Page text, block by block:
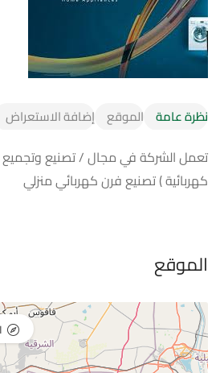
نظرة عامة الموقع إضافة الاستعراض
تعمل الشركة في مجال / تصنيع
كهربائية ) تصنيع فرن كهربائي منزلي
الموقع